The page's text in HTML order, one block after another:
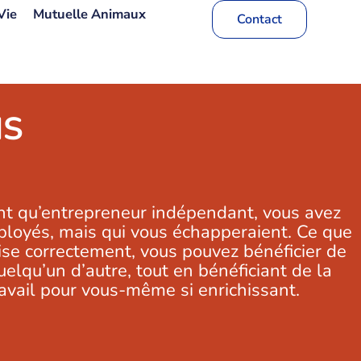
Mutuelle Animaux Contact
indépendant, vous avez
mais qui vous échapperaient. Ce que
correctement, vous pouvez bénéficier de
d’autre, tout en bénéficiant de la
pour vous-même si enrichissant.